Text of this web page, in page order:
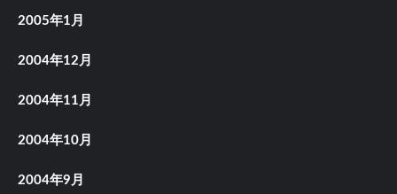
2005年1月
2004年12月
2004年11月
2004年10月
2004年9月